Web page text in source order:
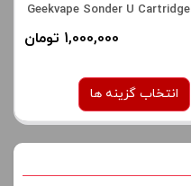
Geekvape Sonder U Cartridge
1,000,000 تومان
انتخاب گزینه ها